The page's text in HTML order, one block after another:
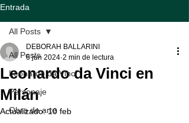
Entrada
All Posts
Leonardo da Vinci
Personaje
Obra de arte
All Posts
Leonardo da Vinci en
Milán
DEBORAH BALLARINI
6 jun 2024 2 min de lectura
Actualizado:10 feb